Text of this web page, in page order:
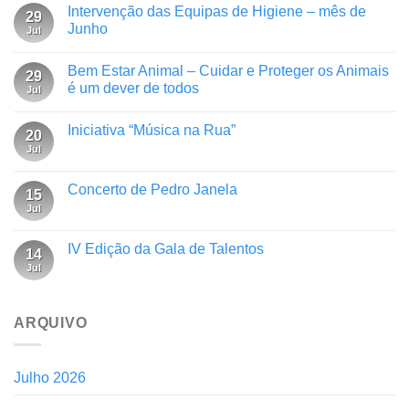
29
Jul
Intervenção das Equipas de Higiene – mês de
Junho
29
Jul
Bem Estar Animal – Cuidar e Proteger os Animais
é um dever de todos
20
Jul
Iniciativa “Música na Rua”
15
Jul
Concerto de Pedro Janela
14
Jul
IV Edição da Gala de Talentos
ARQUIVO
Julho 2026